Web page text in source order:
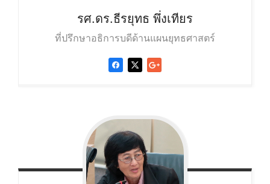
รศ.ดร.ธีรยุทธ พึ่งเทียร
ที่ปรึกษาอธิการบดีด้านแผนยุทธศาสตร์